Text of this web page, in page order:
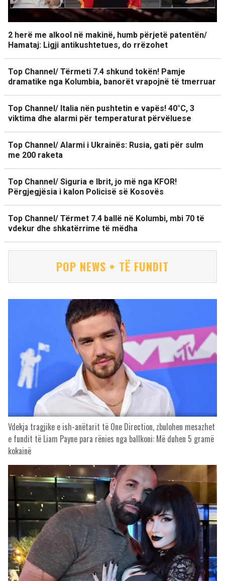
2 herë me alkool në makinë, humb përjetë patentën/
Hamataj: Ligji antikushtetues, do rrëzohet
Top Channel/ Tërmeti 7.4 shkund tokën! Pamje
dramatike nga Kolumbia, banorët vrapojnë të tmerruar
Top Channel/ Italia nën pushtetin e vapës! 40°C, 3
viktima dhe alarmi për temperaturat përvëluese
Top Channel/ Alarmi i Ukrainës: Rusia, gati për sulm
me 200 raketa
Top Channel/ Siguria e Ibrit, jo më nga KFOR!
Përgjegjësia i kalon Policisë së Kosovës
Top Channel/ Tërmet 7.4 ballë në Kolumbi, mbi 70 të
vdekur dhe shkatërrime të mëdha
POP NEWS • TË FUNDIT
Vdekja tragjike e ish-anëtarit të One Direction, zbulohen mesazhet
e fundit të Liam Payne para rënies nga ballkoni: Më duhen 5 gramë
kokainë